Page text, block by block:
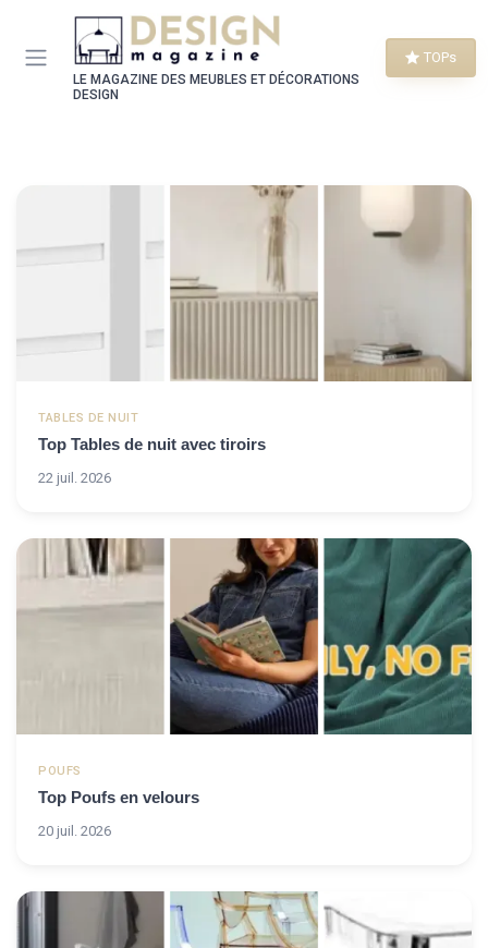
LE MAGAZINE DES MEUBLES ET DÉCORATIONS
DESIGN
TOPs
TABLES DE NUIT
Top Tables de nuit avec tiroirs
22 juil. 2026
POUFS
Top Poufs en velours
20 juil. 2026
Panneau de gestion des cookies